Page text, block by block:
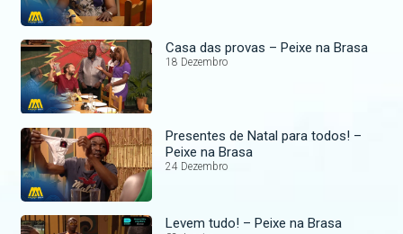
Casa das provas – Peixe na Brasa
18 Dezembro
Presentes de Natal para todos! –
Peixe na Brasa
24 Dezembro
Levem tudo! – Peixe na Brasa